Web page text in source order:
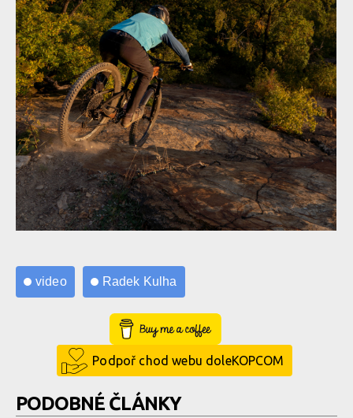
Video: Afterhours - Radek Kulha a trocha obyčejného trailovýho
Video: Afterhours - Radek Kulha a trocha obyčejného trailovýho
video Radek Kulha
Buy Me a Coffee
Podpoř chod webu doleKOPCOM
PODOBNÉ ČLÁNKY